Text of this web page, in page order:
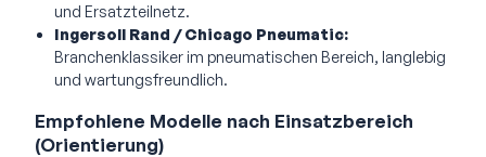
und Ersatzteilnetz.
Ingersoll Rand / Chicago Pneumatic:
Branchenklassiker im pneumatischen Bereich, langlebig
und wartungsfreundlich.
Empfohlene Modelle nach Einsatzbereich
(Orientierung)